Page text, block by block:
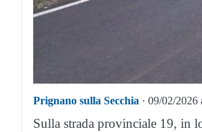
Prignano sulla Secchia · 09/02/2026
Sulla strada provinciale 19, in